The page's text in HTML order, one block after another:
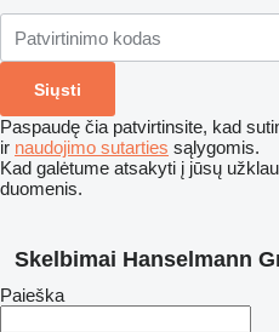
Paspaudę čia patvirtinsite, kad
ir naudojimo sutarties sąlygomis.
Kad galėtume atsakyti į jūsų
duomenis.
Skelbimai Hanselmann
Paieška